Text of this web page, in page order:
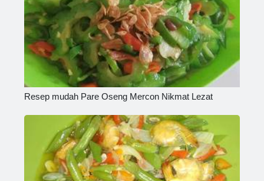
Resep mudah Pare Oseng Mercon Nikmat Lezat